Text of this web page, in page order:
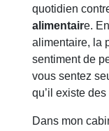
quotidien
alimentaire.
alimentaire, la
sentiment de
vous sentez
qu’il existe
Dans mon